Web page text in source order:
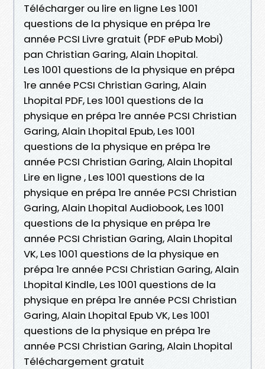
Télécharger ou lire en ligne Les 1001
questions de la physique en prépa 1re
année PCSI Livre gratuit (PDF ePub Mobi)
pan Christian Garing, Alain Lhopital.
Les 1001 questions de la physique en prépa
1re année PCSI Christian Garing, Alain
Lhopital PDF, Les 1001 questions de la
physique en prépa 1re année PCSI Christian
Garing, Alain Lhopital Epub, Les 1001
questions de la physique en prépa 1re
année PCSI Christian Garing, Alain Lhopital
Lire en ligne , Les 1001 questions de la
physique en prépa 1re année PCSI Christian
Garing, Alain Lhopital Audiobook, Les 1001
questions de la physique en prépa 1re
année PCSI Christian Garing, Alain Lhopital
VK, Les 1001 questions de la physique en
prépa 1re année PCSI Christian Garing, Alain
Lhopital Kindle, Les 1001 questions de la
physique en prépa 1re année PCSI Christian
Garing, Alain Lhopital Epub VK, Les 1001
questions de la physique en prépa 1re
année PCSI Christian Garing, Alain Lhopital
Téléchargement gratuit